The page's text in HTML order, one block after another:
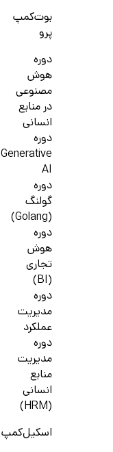
بوت‌کمپ
پرو
دوره
هوش
مصنوعی
در منابع
انسانی
دوره
Generative
AI
دوره
گولنگ
(Golang)
دوره
هوش
تجاری
(BI)
دوره
مدیریت
عملکرد
دوره
مدیریت
منابع
انسانی
(HRM)
اسکیل‌کمپ